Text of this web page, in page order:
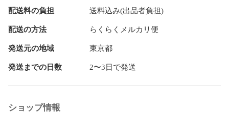
ラップ #ネックストラップ#ストラップ #インド刺繍リボン
配送料の負担 送料込み(出品者負担)
配送の方法 らくらくメルカリ便
発送元の地域 東京都
発送までの日数 2〜3日で発送
ショップ情報